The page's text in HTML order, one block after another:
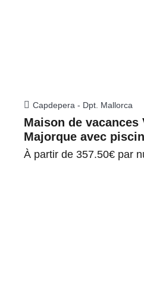
Capdepera - Dpt. Mallorca
Maison de
Majorque avec
À partir de 357.50€ par